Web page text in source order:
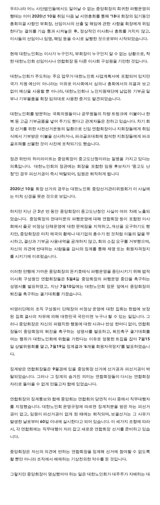
우리나라 어느 사단법인들에서도 일어날 수 없는 중앙회장의 희귀한 파행운영의
행태는 이미 2020년 10월 취임 다음 날 서면총회를 통해 ‘18대 회장의 임기동안
총회의결 사항인 부회장, 선임이사의 선출 및 해임에 관한 사항을 회장에게 위임
한다’는 결의를 기습 통과 시켜놓은 후, 정상적인 이사회나 총회를 거치지 않고,
이사들의 선임이나 임명, 해임 등을 수시로 실행한 것으로부터 시작되었습니다.
현재 대한노인회는 이사가 누구인지, 부회장이 누구인지 알 수 없는 상황으로, 착
한 대한노인회 선임이사나 연합회장 등 다른 이사회 구성원을 기만한 것입니다.
대한노인회가 주도하는 주요 업무가 대한노인회 사업계획서에 포함되어 있지만
국가 지원 예산이 아니라는 이유로 이사회에서 심의나 총회에서의 의결과 보고
없이 예산을 사용할 뿐 아니라, 대한노인회나 노인지원재단에 납입된 기부금 일
부나 기부물품을 회장 임의대로 사용한 증거도 발견되었습니다.
대한노인회를 방문하는 국회의원들이나 공무원들의 차량 트렁크에 이불이나 한
복 등 고급 기부금품을 넣어 주기도 했다고 관계자들은 전하고 있습니다. 차기 회
장 선거를 위한 사전선거운동의 일환으로 신임 연합회장이나 지회장들에게 취임
식에서 기부받은 이불을 선사하거나, 파크골프대회에 참석한 지회장들에게 파크
골프채를 선물한 것이 사진에 포착되기도 했습니다.
정관 위반의 하이라이트는 중앙회장이 중고도난청이라는 질병을 가지고 있다는
의혹입니다. 대한노인회의 정관에는 회장을 포함한 임원 후보자가 '중고도 난
청’인 경우 피선거권이 즉시 박탈되어, 임원은 퇴직하게 됩니다
2020년 10월 회장 선거의 경우는 대한노인회 중앙선거관리위원회가 이 사실에
는 미쳐 신경을 못쓴 것으로 보입니다.
하지만 지난 근 3년 반 동안 중앙회장이 중고도난청인 사실이 여러 차례 노출되
었습니다. 증앙회장의 전대미문의 파행운영에 대해 연합회장 등이 포함된 이사
회에서 줄곳 비정상 단체운영에 대한 문제점을 지적하고, 개선을 요구하기도 했
지만, 중앙회장은 마치 제국의 황제나 대기업의 총수가 된 것처럼 이들의 말을 무
시하고, 결산과 기부금 사용내역을 공개하지 않고, 회의 소집 요구를 거부했으며,
자신의 의견에 반대하는 사람들을 감사와 징계를 통해 제명 또는 회원자격정지
를 시키기에 이르렀습니다.
이러한 만행에 가까운 중앙회장의 돈키호테식 파행운영을 중단시키기 위해 법적
이사회 구성원인 연합회장들은 5월4일 중앙회장의 파행운영 중단을 촉구하는
성명서를 발표하였고, 지난 7월10일에는 대한노인회 정문 앞에서 중앙회장의
퇴진을 촉구하는 궐기대회를 가졌습니다.
비영리단체의 조직 구성원이 단체장의 비정상 운영에 대한 집회는 헌법에 보장
된 집회 결사의 자유에 의해 대한민국 국민이면 누구나 할 수 있는 일입니다. 그
러나 중앙회장은 자신의 파렴치한 행동에 대한 사과나 반성 한마디 없이, 연합회
장들이 중앙회장의 퇴진을 촉구하는 성명서를 발표하고, 퇴진촉구 궐기대회를
여는 행위가 대한노인회에 위협을 가한다는 이유로 엉뚱한 트집을 잡아 7월15
일 상벌위원회를 열고, 7월19일 징계결과 ‘6개월 회원자격정지’를 발표하였습니
다.
징계받은 연합회장들은 9월경에 있을 중앙회장 선거에 선거권과 피선거권이 박
탈되었습니다. 그러나 그 징계의 숨겨진 의미는 연합회장들이 다시는 연합회장
자리로 돌아올 수 없게 만들고자 함에 있었습니다.
연합회장의 징계통보와 함께 중앙회는 연합회의 당연직 이사 중에서 직무대행자
를 지정했습니다. 대한노인회 운영규정에 따르면 징계처분을 받은 자는 피선거
권이 없고, 임원이 피선거권이 없게 된 때에는 퇴직되며, 보궐선거는 그 사유가
발생한 날로부터 60일 이내에 실시한다고 되어 있습니다. 이 세가지 조항에 따라
서, 각 연합회에는 직무대행이 자리 잡고 새로운 연합회장 선거를 준비하고 있습
니다.
중앙회장은 자신의 의견에 반하는 연합회장을 징계해 선거에 참여할 수 없도록
할 뿐만 아니라 조직에서 배재하는 기상천외한 악수를 둔 것입니다.
그렇지만 중앙회장이 명심했어야 하는 일은 대한노인회가 대주주가 지배하는 대